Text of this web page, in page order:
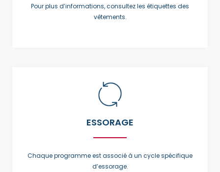
Pour plus d’informations, consultez les étiquettes des
vêtements.
ESSORAGE
Chaque programme est associé à un cycle spécifique
d’essorage.